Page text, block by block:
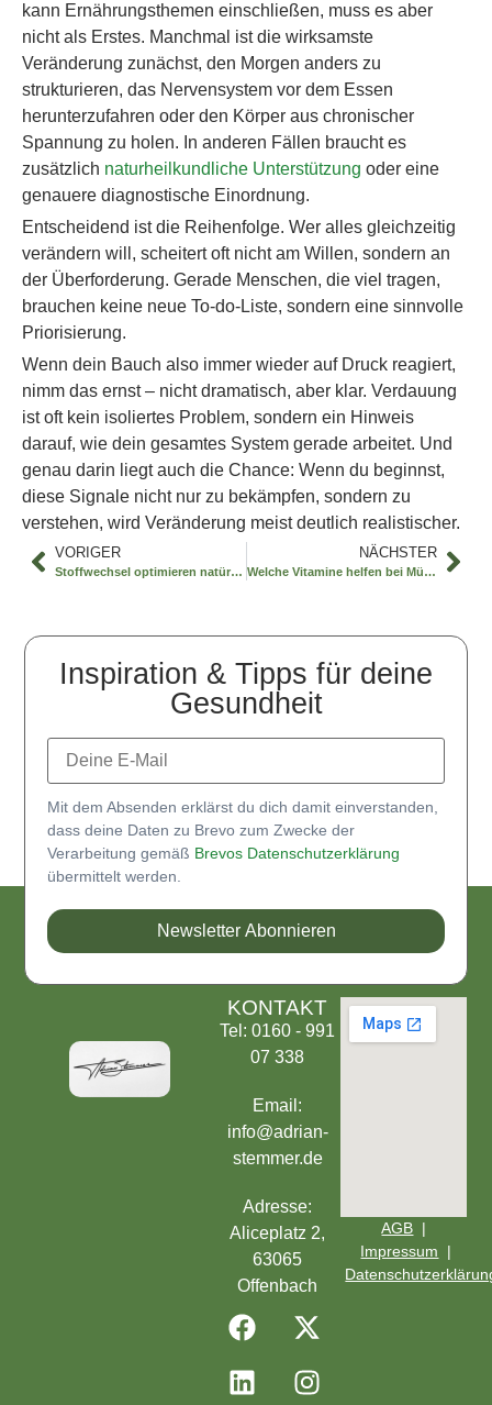
kann Ernährungsthemen einschließen, muss es aber
nicht als Erstes. Manchmal ist die wirksamste
Veränderung zunächst, den Morgen anders zu
strukturieren, das Nervensystem vor dem Essen
herunterzufahren oder den Körper aus chronischer
Spannung zu holen. In anderen Fällen braucht es
zusätzlich naturheilkundliche Unterstützung oder eine
genauere diagnostische Einordnung.
Entscheidend ist die Reihenfolge. Wer alles gleichzeitig
verändern will, scheitert oft nicht am Willen, sondern an
der Überforderung. Gerade Menschen, die viel tragen,
brauchen keine neue To-do-Liste, sondern eine sinnvolle
Priorisierung.
Wenn dein Bauch also immer wieder auf Druck reagiert,
nimm das ernst – nicht dramatisch, aber klar. Verdauung
ist oft kein isoliertes Problem, sondern ein Hinweis
darauf, wie dein gesamtes System gerade arbeitet. Und
genau darin liegt auch die Chance: Wenn du beginnst,
diese Signale nicht nur zu bekämpfen, sondern zu
verstehen, wird Veränderung meist deutlich realistischer.
VORIGER
Stoffwechsel optimieren natürlich – so geht’s
NÄCHSTER
Welche Vitamine helfen bei Müdigkeit?
Inspiration & Tipps für deine
Gesundheit
Mit dem Absenden erklärst du dich damit einverstanden,
dass deine Daten zu Brevo zum Zwecke der
Verarbeitung gemäß Brevos Datenschutzerklärung
übermittelt werden.
Newsletter Abonnieren
KONTAKT
Tel: 0160 - 991
07 338
Email:
info@adrian-
stemmer.de
Adresse:
Aliceplatz 2,
63065
Offenbach
AGB |
Impressum |